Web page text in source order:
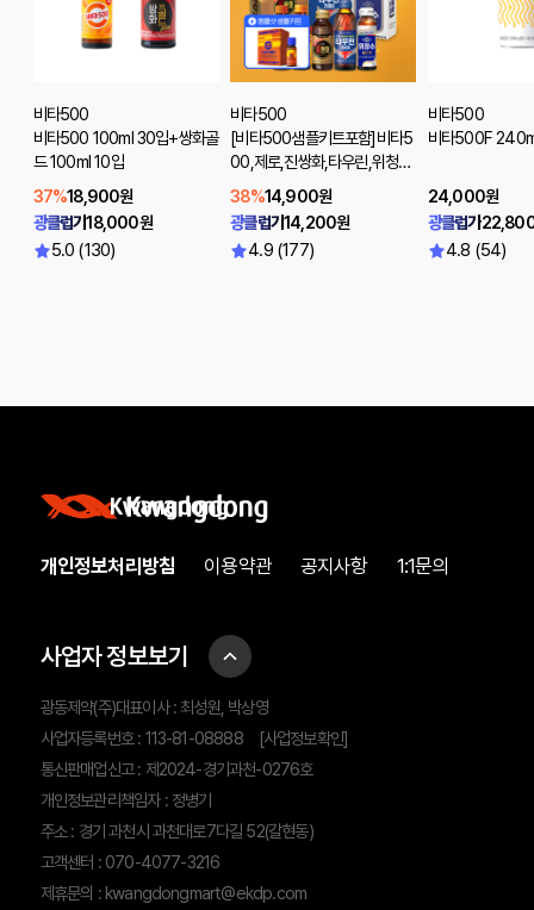
비타500
비타500 100ml 30입+쌍화골
드 100ml 10입
37%18,900원
광클럽가18,000원
5.0 (130)
비타500
[비타500샘플키트포함]비타5
00,제로,진쌍화,타우린,위청수,
위생천스파클링제로 20입
38%14,900원
광클럽가14,200원
4.9 (177)
비타500
비타500F
24,000원
광클럽가
4.8 (54)
개인정보처리방침 이용약관 공지사항 1:1문의
사업자 정보보기
광동제약(주)대표이사 : 최성원, 박상영
사업자등록번호 : 113-81-08888
[사업정보확인]
통신판매업신고 : 제2024-경기과천-0276호
개인정보관리책임자 : 정병기
주소 : 경기 과천시 과천대로7다길 52(갈현동)
고객센터 : 070-4077-3216
제휴문의 : kwangdongmart@ekdp.com